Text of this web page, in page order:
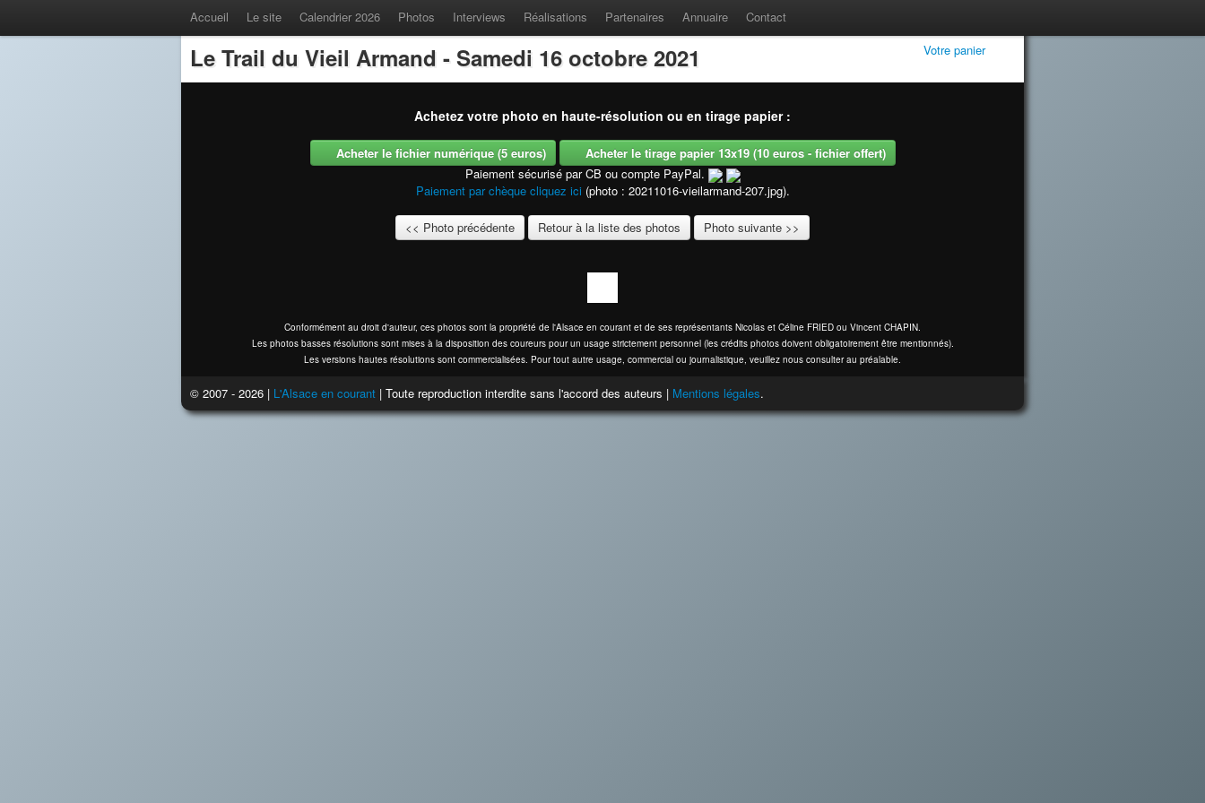
Accueil Le site Calendrier 2026 Photos Interviews Réalisations Partenaires Annuaire Contact
Le Trail du Vieil Armand - Samedi 16 octobre 2021 Votre panier
Achetez votre photo en haute-résolution ou en tirage papier :
Acheter le fichier numérique (5 euros)
Acheter le tirage papier 13x19 (10 euros - fichier offert)
Paiement sécurisé par CB ou compte PayPal.
Paiement par chèque cliquez ici (photo : 20211016-vieilarmand-207.jpg).
<< Photo précédente Retour à la liste des photos Photo suivante >>
Conformément au droit d'auteur, ces photos sont la propriété de l'Alsace en courant et de ses représentants Nicolas et Céline FRIED ou Vincent CHAPIN.
Les photos basses résolutions sont mises à la disposition des coureurs pour un usage strictement personnel (les crédits photos doivent obligatoirement être mentionnés).
Les versions hautes résolutions sont commercialisées. Pour tout autre usage, commercial ou journalistique, veuillez nous consulter au préalable.
© 2007 - 2026 | L'Alsace en courant | Toute reproduction interdite sans l'accord des auteurs | Mentions légales.